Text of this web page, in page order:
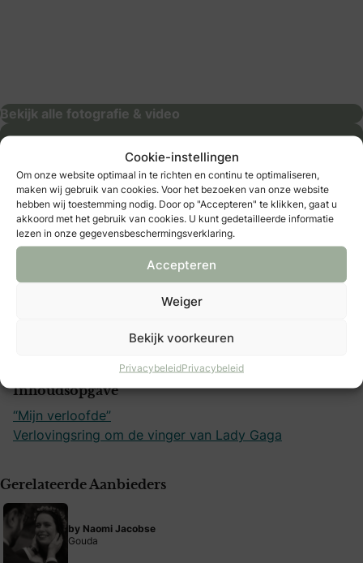
Cookie-instellingen
Om onze website optimaal in te richten en continu te optimaliseren,
maken wij gebruik van cookies. Voor het bezoeken van onze website
hebben wij toestemming nodig. Door op "Accepteren" te klikken, gaat u
akkoord met het gebruik van cookies. U kunt gedetailleerde informatie
lezen in onze gegevensbeschermingsverklaring.
Accepteren
Weiger
Bekijk voorkeuren
PrivacybeleidPrivacybeleid
Bekijk alle fotografie & video
Neem een B&B membership!
Registreren
Inhoudsopgave
“Mijn verloofde”
Verlovingsring om de vinger van Lady Gaga
Gerelateerde Aanbieders
by Naomi Jacobse
Gouda